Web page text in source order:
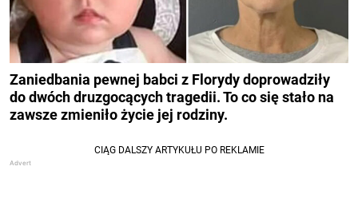
Zaniedbania pewnej babci z Florydy doprowadziły
do ​​dwóch druzgocących tragedii. To co się stało na
zawsze zmieniło życie jej rodziny.